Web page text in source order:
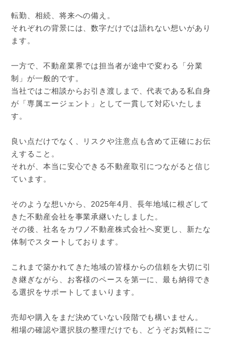
転勤、相続、将来への備え。
それぞれの背景には、数字だけでは語れない想いがあり
ます。
一方で、不動産業界では担当者が途中で変わる「分業
制」が一般的です。
当社ではご相談からお引き渡しまで、代表である私自身
が「専属エージェント」として一貫して対応いたしま
す。
良い点だけでなく、リスクや注意点も含めて正確にお伝
えすること。
それが、本当に安心できる不動産取引につながると信じ
ています。
そのような想いから、2025年4月、長年地域に根ざして
きた不動産会社を事業承継いたしました。
その後、社名をカワノ不動産株式会社へ変更し、新たな
体制でスタートしております。
これまで築かれてきた地域の皆様からの信頼を大切に引
き継ぎながら、お客様のペースを第一に、最も納得でき
る選択をサポートしてまいります。
売却や購入をまだ決めていない段階でも構いません。
相場の確認や選択肢の整理だけでも、どうぞお気軽にご